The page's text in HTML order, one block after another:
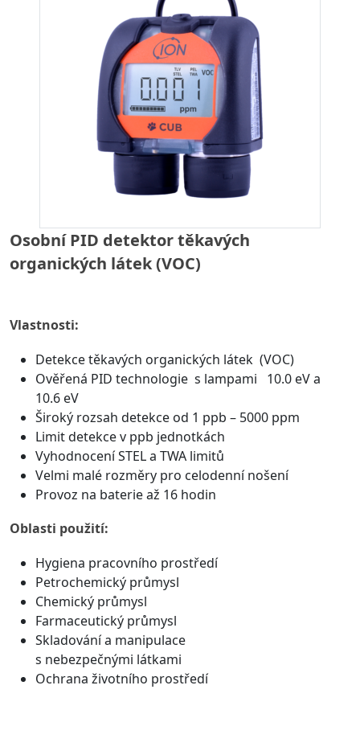
Osobní PID detektor těkavých
organických látek (VOC)
Vlastnosti:
Detekce těkavých organických látek (VOC)
Ověřená PID technologie s lampami 10.0 eV a
10.6 eV
Široký rozsah detekce od 1 ppb – 5000 ppm
Limit detekce v ppb jednotkách
Vyhodnocení STEL a TWA limitů
Velmi malé rozměry pro celodenní nošení
Provoz na baterie až 16 hodin
Oblasti použití:
Hygiena pracovního prostředí
Petrochemický průmysl
Chemický průmysl
Farmaceutický průmysl
Skladování a manipulace
s nebezpečnými látkami
Ochrana životního prostředí